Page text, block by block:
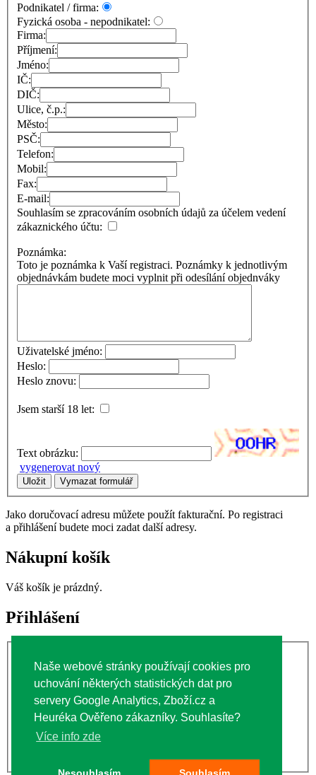
Naše webové stránky používají cookies pro
uchování některých statistických dat pro
servery Google Analytics, Zboží.cz a
Heuréka Ověřeno zákazníky. Souhlasíte?
Více info zde
Podnikatel / firma:
Fyzická osoba - nepodnikatel:
Firma:
Příjmení:
Jméno:
IČ:
DIČ:
Ulice, č.p.:
Město:
PSČ:
Telefon:
Mobil:
Fax:
E-mail:
Souhlasím se zpracováním osobních údajů za účelem vedení
zákaznického účtu:
Poznámka:
Toto je poznámka k Vaší registraci. Poznámky k jednotlivým
objednávkám budete moci vyplnit při odesílání objednváky
Uživatelské jméno:
Heslo:
Heslo znovu:
Jsem starší 18 let:
Text obrázku:
vygenerovat nový
Jako doručovací adresu můžete použít fakturační. Po registraci
a přihlášení budete moci zadat další adresy.
Nákupní košík
Váš košík je prázdný.
Přihlášení
Heslo:
Registrace zákazníka